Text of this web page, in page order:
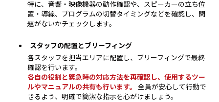
特に、音響・映像機器の動作確認や、スピーカーの立ち位
置・導線、プログラムの切替タイミングなどを確認し、問
題がないかチェックします。
スタッフの配置とブリーフィング
各スタッフを担当エリアに配置し、ブリーフィングで最終
確認を行います。
各自の役割と緊急時の対応方法を再確認し、使用するツー
ルやマニュアルの共有も行います。 全員が安心して行動で
きるよう、明確で簡潔な指示を心がけましょう。